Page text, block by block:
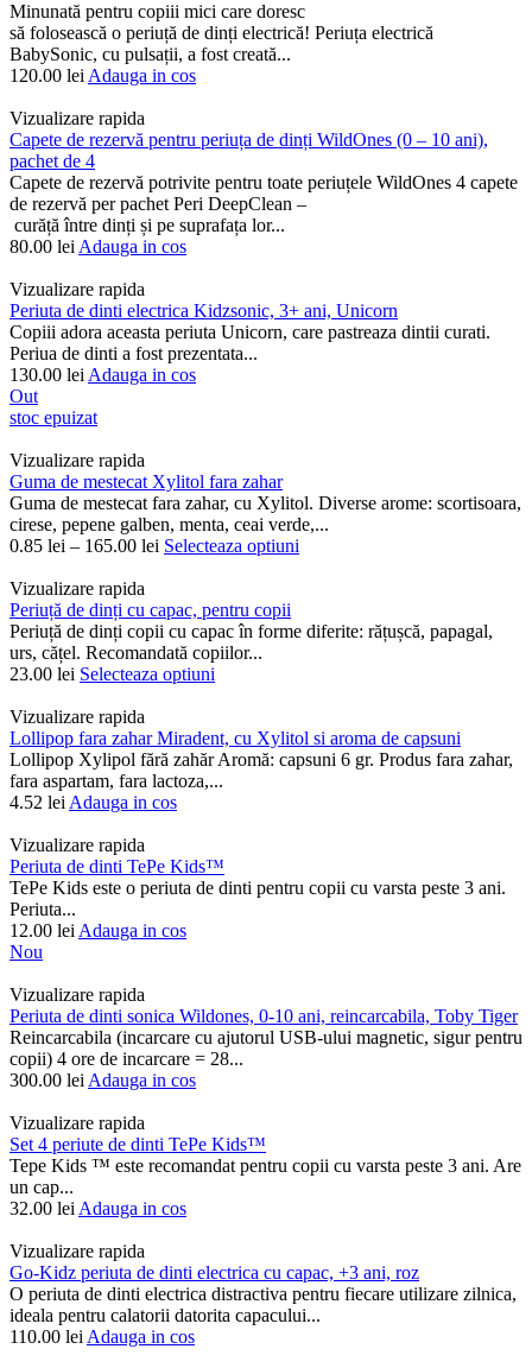
Minunată pentru copiii mici care doresc
să folosească o periuță de dinți electrică! Periuța electrică
BabySonic, cu pulsații, a fost creată...
120.00 lei Adauga in cos
Vizualizare rapida
Capete de rezervă pentru periuța de dinți WildOnes (0 – 10 ani),
pachet de 4
Capete de rezervă potrivite pentru toate periuțele WildOnes 4 capete
de rezervă per pachet Peri DeepClean –
curăță între dinți și pe suprafața lor...
80.00 lei Adauga in cos
Vizualizare rapida
Periuta de dinti electrica Kidzsonic, 3+ ani, Unicorn
Copiii adora aceasta periuta Unicorn, care pastreaza dintii curati.
Periua de dinti a fost prezentata...
130.00 lei Adauga in cos
Out
stoc epuizat
Vizualizare rapida
Guma de mestecat Xylitol fara zahar
Guma de mestecat fara zahar, cu Xylitol. Diverse arome: scortisoara,
cirese, pepene galben, menta, ceai verde,...
0.85 lei – 165.00 lei Selecteaza optiuni
Vizualizare rapida
Periuță de dinți cu capac, pentru copii
Periuță de dinți copii cu capac în forme diferite: rățușcă, papagal,
urs, cățel. Recomandată copiilor...
23.00 lei Selecteaza optiuni
Vizualizare rapida
Lollipop fara zahar Miradent, cu Xylitol si aroma de capsuni
Lollipop Xylipol fără zahăr Aromă: capsuni 6 gr. Produs fara zahar,
fara aspartam, fara lactoza,...
4.52 lei Adauga in cos
Vizualizare rapida
Periuta de dinti TePe Kids™
TePe Kids este o periuta de dinti pentru copii cu varsta peste 3 ani.
Periuta...
12.00 lei Adauga in cos
Nou
Vizualizare rapida
Periuta de dinti sonica Wildones, 0-10 ani, reincarcabila, Toby Tiger
Reincarcabila (incarcare cu ajutorul USB-ului magnetic, sigur pentru
copii) 4 ore de incarcare = 28...
300.00 lei Adauga in cos
Vizualizare rapida
Set 4 periute de dinti TePe Kids™
Tepe Kids ™ este recomandat pentru copii cu varsta peste 3 ani. Are
un cap...
32.00 lei Adauga in cos
Vizualizare rapida
Go-Kidz periuta de dinti electrica cu capac, +3 ani, roz
O periuta de dinti electrica distractiva pentru fiecare utilizare zilnica,
ideala pentru calatorii datorita capacului...
110.00 lei Adauga in cos